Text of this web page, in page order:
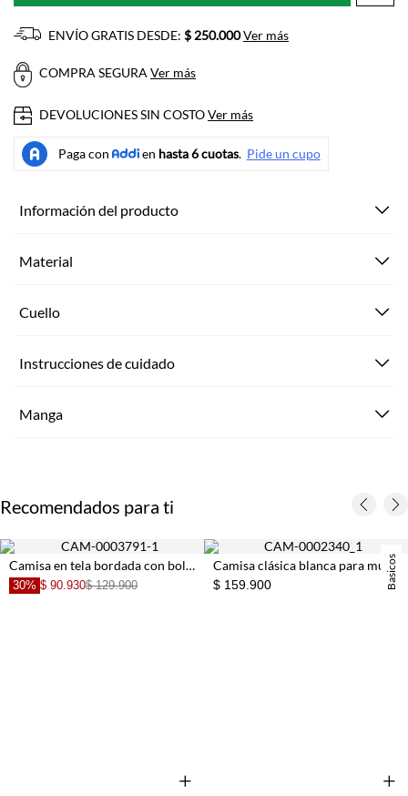
ENVÍO GRATIS DESDE: $ 250.000Ver más
COMPRA SEGURAVer más
DEVOLUCIONES SIN COSTOVer más
Información del producto
Material
Cuello
Instrucciones de cuidado
Manga
Recomendados para ti
+
Camisa en tela bordada con boleros negra con detalle fruncido para mujer
30% $ 90.930$ 129.900 Basicos
+
Camisa clásica blanca para mujer
$ 159.900